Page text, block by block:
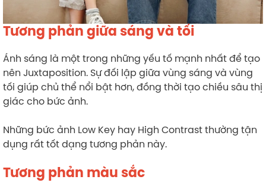
Tương phản giữa sáng và tối
Ánh sáng là một trong những yếu tố mạnh nhất để tạo
nên Juxtaposition. Sự đối lập giữa vùng sáng và vùng
tối giúp chủ thể nổi bật hơn, đồng thời tạo chiều sâu thị
giác cho bức ảnh.
Những bức ảnh Low Key hay High Contrast thường tận
dụng rất tốt dạng tương phản này.
Tương phản màu sắc